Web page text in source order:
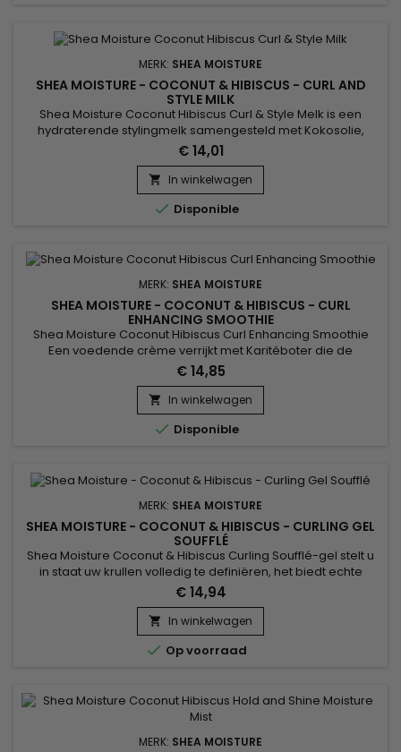
MERK: SHEA MOISTURE
SHEA MOISTURE - COCONUT & HIBISCUS - CURL AND
STYLE MILK
Shea Moisture Coconut Hibiscus Curl & Style Melk is een
hydraterende stylingmelk samengesteld met Kokosolie,
Zijdeproteïnen en Neemolie. Deze melk revitaliseert, voedt
en versterkt de haarvezels intensief. Anti-frizz, Coconut
Hibiscus Style Milk Shea Moisture herstelt glans en soepelheid
voor het haar !
€ 14,01
 In winkelwagen
 Disponible
MERK: SHEA MOISTURE
SHEA MOISTURE - COCONUT & HIBISCUS - CURL
ENHANCING SMOOTHIE
Shea Moisture Coconut Hibiscus Curl Enhancing Smoothie
Een voedende crème verrijkt met Karitéboter die de
gespleten haarpunten herstelt en het haar hydrateert.&nbsp;
Met zijn formule voor gladde, zijdezachte krullen met een
perfecte vorm temt Shea Moisture Coconut Hibiscus Curl
Enhancing Smoothie uw rebelse haarlokken en tovert hij
beschadigd haar om...
€ 14,85
 In winkelwagen
 Disponible
MERK: SHEA MOISTURE
SHEA MOISTURE - COCONUT & HIBISCUS - CURLING GEL
SOUFFLÉ
Shea Moisture Coconut & Hibiscus Curling Soufflé-gel stelt u
in staat uw krullen volledig te definiëren, het biedt echte
kroescontrole terwijl het zachtheid en glans brengt.
Samengesteld uit Agave-nectar en lijnzaadolie. Lijnzaadolie
is een 100% natuurlijke gel die het haar gehydrateerd en je
krullen perfect definieert !
€ 14,94
 In winkelwagen
 Op voorraad
MERK: SHEA MOISTURE